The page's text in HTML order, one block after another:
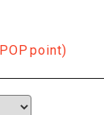
point)